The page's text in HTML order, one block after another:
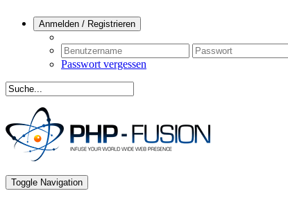
Anmelden / Registrieren
Passwort vergessen
Toggle Navigation